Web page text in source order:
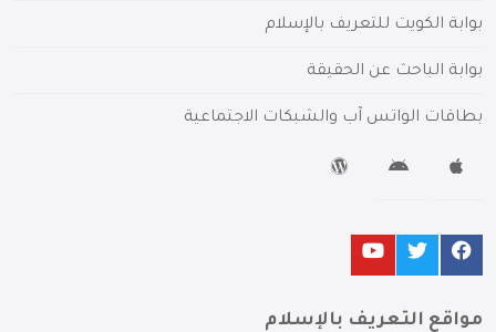
بوابة الكويت للتعريف بالإسلام
بوابة الباحث عن الحقيقة
بطاقات الواتس آب والشبكات الاجتماعية
مواقع التعريف بالإسلام